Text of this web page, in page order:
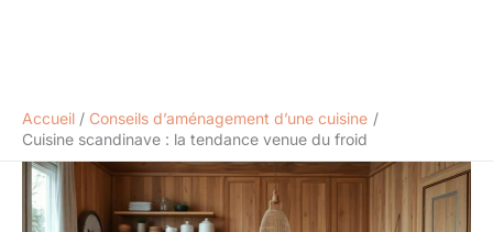
Accueil
Conseils d’aménagement d’une cuisine
Cuisine scandinave : la tendance venue du froid